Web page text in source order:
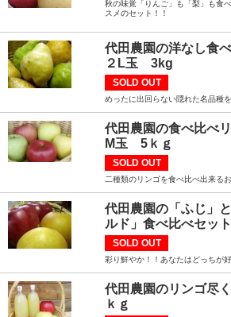
秋の味覚「りんご」も「梨」も食
スメのセット！！
代田農園の洋なし食
２L玉 3kg
SOLD OUT
めったに出回らない隠れた名品種
代田農園の食べ比べ
M玉 5ｋｇ
SOLD OUT
二種類のリンゴを食べ比べ出来るお
代田農園の「ふじ」
ルド」食べ比べセ
SOLD OUT
彩り鮮やか！！あなたはどっちが
代田農園のリンゴ尽
ｋｇ